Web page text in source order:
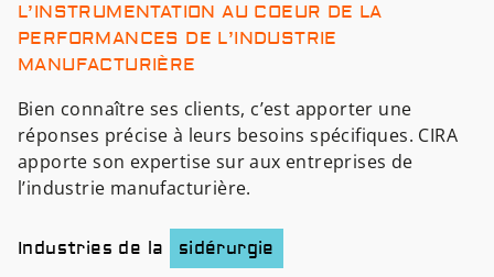
L’INSTRUMENTATION AU COEUR DE LA
PERFORMANCES DE L’INDUSTRIE
MANUFACTURIÈRE
Bien connaître ses clients, c’est apporter une
réponses précise à leurs besoins spécifiques. CIRA
apporte son expertise sur aux entreprises de
l’industrie manufacturière.
Industries de la sidérurgie